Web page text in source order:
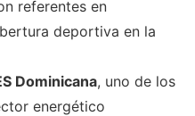
referentes en
deportiva en la
Dominicana, uno de los
energético